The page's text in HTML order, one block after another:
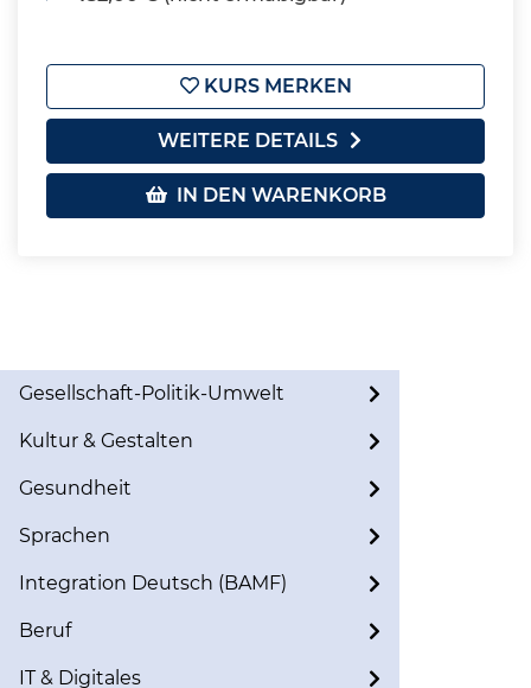
KURS MERKEN
WEITERE DETAILS
IN DEN WARENKORB
Gesellschaft-Politik-Umwelt
Kultur & Gestalten
Gesundheit
Sprachen
Integration Deutsch (BAMF)
Beruf
IT & Digitales